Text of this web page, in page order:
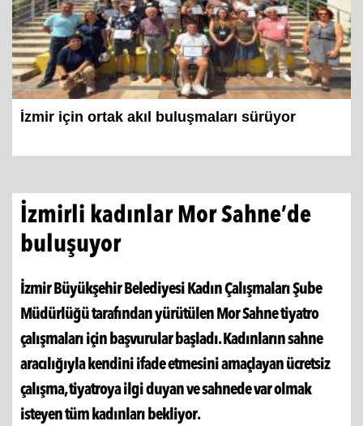
İzmir için ortak akıl buluşmaları sürüyor
İzmirli kadınlar Mor Sahne’de
buluşuyor
İzmir Büyükşehir Belediyesi Kadın Çalışmaları Şube
Müdürlüğü tarafından yürütülen Mor Sahne tiyatro
çalışmaları için başvurular başladı. Kadınların sahne
aracılığıyla kendini ifade etmesini amaçlayan ücretsiz
çalışma, tiyatroya ilgi duyan ve sahnede var olmak
isteyen tüm kadınları bekliyor.